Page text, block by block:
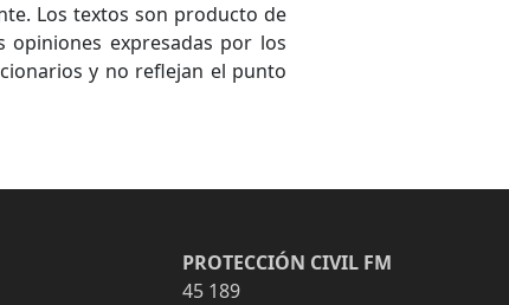
Los textos son producto de
opiniones expresadas por los
y no reflejan el punto
PROTECCIÓN CIVIL FM
45 189